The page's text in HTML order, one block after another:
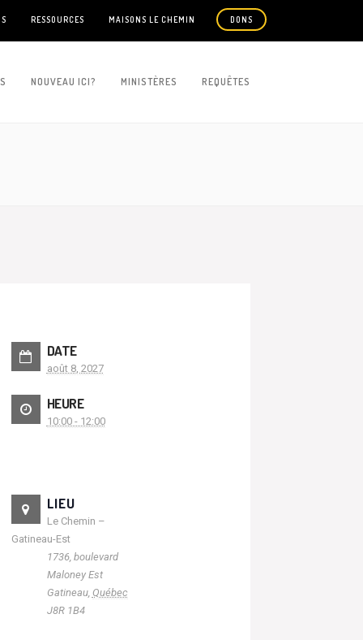
RESSOURCES MAISONS LE CHEMIN DONS
NOUVEAU ICI? MINISTÈRES REQUÊTES
DATE
août 8, 2027
HEURE
10:00 - 12:00
LIEU
Le Chemin –
Gatineau-Est
1736, boulevard
Maloney Est
Gatineau, Québec
J8R 1B4